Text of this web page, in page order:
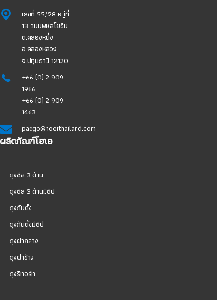
เลขที่ 55/28 หมู่ที่
13 ถนนพหลโยธิน
ต.คลองหนึ่ง
อ.คลองหลวง
จ.ปทุมธานี 12120
+66 (0) 2 909
1986
+66 (0) 2 909
1463
pacgo@hoeithailand.com
ผลิตภัณฑ์โฮเอ
ถุงซีล 3 ด้าน
ถุงซีล 3 ด้านมีซิป
ถุงก้นตั้ง
ถุงก้นตั้งมีซิป
ถุงฝากลาง
ถุงฝาข้าง
ถุงรีทอร์ท